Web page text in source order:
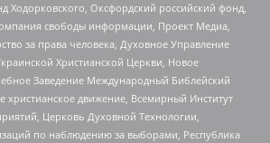
Ходорковского, Оксфордский российский фонд,
свободы информации, Проект Медиа,
за права человека, Духовное Управление
Христианской Церкви, Новое
Заведение Международный Библейский
движение, Всемирный Институт
Церковь Духовной Технологии,
по наблюдению за выборами, Республика